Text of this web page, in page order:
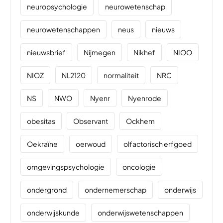
neuropsychologie neurowetenschap
neurowetenschappen neus nieuws
nieuwsbrief Nijmegen Nikhef NIOO
NIOZ NL2120 normaliteit NRC
NS NWO Nyenr Nyenrode
obesitas Observant Ockhem
Oekraïne oerwoud olfactorisch erfgoed
omgevingspsychologie oncologie
ondergrond ondernemerschap onderwijs
onderwijskunde onderwijswetenschappen